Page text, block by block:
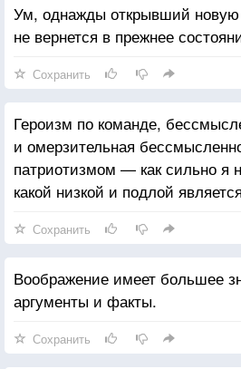
Ум, однажды открывший
не вернется в прежнее
Сохранить
Героизм по команде,
и омерзительная
патриотизмом — как сильно я
какой низкой и подлой
Сохранить
Воображение имеет большее
аргументы и факты.
Сохранить